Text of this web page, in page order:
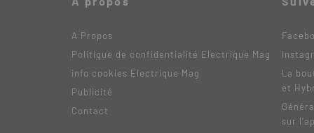
A Propos
Politique de confidentialité Electrique Mag
info cookies Electrique Mag
Publicité
Contact
La
et
sur